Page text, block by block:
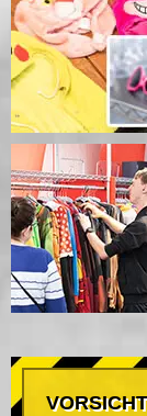
VORSICHT